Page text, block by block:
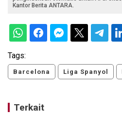
Kantor Berita ANTARA.
Tags:
Barcelona Liga Spanyol
Terkait